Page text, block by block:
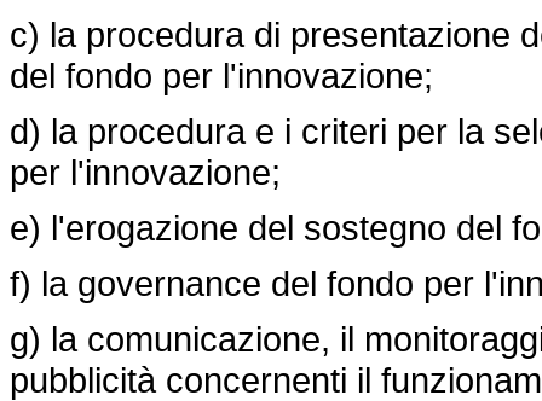
c) la procedura di presentazione
del fondo per l'innovazione;
d) la procedura e i criteri per la
per l'innovazione;
e) l'erogazione del sostegno del
f) la governance del fondo per
g) la comunicazione, il
pubblicità concernenti il